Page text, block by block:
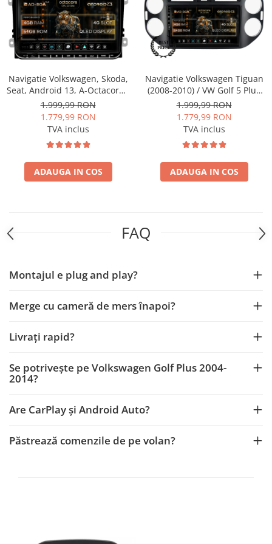
Jeep
Volvo
Iveco
Ssangyong
Daihatsu
Rame adaptoare Chrysler
Rame adaptoare Isuzu
Rame adaptoare Subaru
Rame adaptoare Iveco
Rame adaptoare Smart
Rame adaptoare Land Rover
Rame adaptoare Hummer
Navigatie Volkswagen, Skoda,
Seat, Android 13, A-Octacore /
4GB RAM + 64GB ROM, 9 Inch
- AD-BGAW9AC
1.999,99 RON
1.779,99 RON
TVA inclus
ADAUGA IN COS
Navigatie Volkswagen Tiguan
(2008-2010) / VW Golf 5 Plus
(2004-2012), Android, A-
Octacore / 4GB RAM + 64GB
ROM, 9 Inch - AD-
BGA9004+AD-BGRKIT035-0810
1.999,99 RON
1.779,99 RON
TVA inclus
ADAUGA IN COS
FAQ
Montajul e plug and play?
Merge cu cameră de mers înapoi?
Livrați rapid?
Se potrivește pe Volkswagen Golf Plus 2004-
2014?
Are CarPlay și Android Auto?
Păstrează comenzile de pe volan?